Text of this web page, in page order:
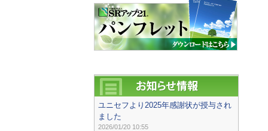
ユニセフより2025年感謝状が授与され
ました
2026/01/20 10:55